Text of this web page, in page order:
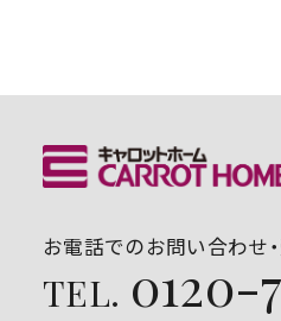
お電話でのお問い合わせ
TEL. 0120-